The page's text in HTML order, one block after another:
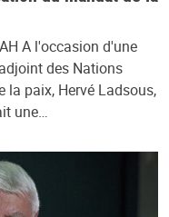
A l'occasion d'une
des Nations
la paix, Hervé Ladsous,
une…